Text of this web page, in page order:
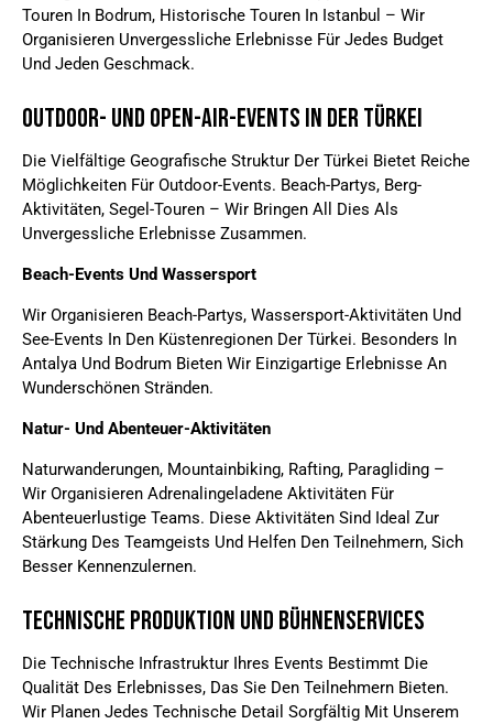
Touren In Bodrum, Historische Touren In Istanbul – Wir
Organisieren Unvergessliche Erlebnisse Für Jedes Budget
Und Jeden Geschmack.
Outdoor- Und Open-Air-Events In Der Türkei
Die Vielfältige Geografische Struktur Der Türkei Bietet Reiche
Möglichkeiten Für Outdoor-Events. Beach-Partys, Berg-
Aktivitäten, Segel-Touren – Wir Bringen All Dies Als
Unvergessliche Erlebnisse Zusammen.
Beach-Events Und Wassersport
Wir Organisieren Beach-Partys, Wassersport-Aktivitäten Und
See-Events In Den Küstenregionen Der Türkei. Besonders In
Antalya Und Bodrum Bieten Wir Einzigartige Erlebnisse An
Wunderschönen Stränden.
Natur- Und Abenteuer-Aktivitäten
Naturwanderungen, Mountainbiking, Rafting, Paragliding –
Wir Organisieren Adrenalingeladene Aktivitäten Für
Abenteuerlustige Teams. Diese Aktivitäten Sind Ideal Zur
Stärkung Des Teamgeists Und Helfen Den Teilnehmern, Sich
Besser Kennenzulernen.
Technische Produktion Und Bühnenservices
Die Technische Infrastruktur Ihres Events Bestimmt Die
Qualität Des Erlebnisses, Das Sie Den Teilnehmern Bieten.
Wir Planen Jedes Technische Detail Sorgfältig Mit Unserem